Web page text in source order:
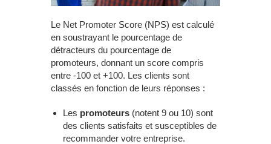
Le Net Promoter Score (NPS) est calculé
en soustrayant le pourcentage de
détracteurs du pourcentage de
promoteurs, donnant un score compris
entre -100 et +100. Les clients sont
classés en fonction de leurs réponses :
Les promoteurs (notent 9 ou 10) sont
des clients satisfaits et susceptibles de
recommander votre entreprise.